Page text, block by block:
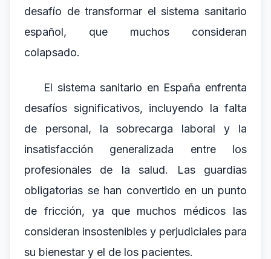
desafío de transformar el sistema sanitario
español, que muchos consideran
colapsado.
El sistema sanitario en España enfrenta
desafíos significativos, incluyendo la falta
de personal, la sobrecarga laboral y la
insatisfacción generalizada entre los
profesionales de la salud. Las guardias
obligatorias se han convertido en un punto
de fricción, ya que muchos médicos las
consideran insostenibles y perjudiciales para
su bienestar y el de los pacientes.